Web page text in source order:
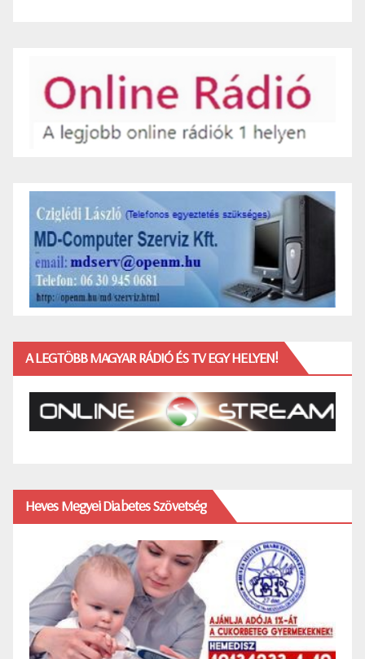
A LEGTÖBB MAGYAR RÁDIÓ ÉS TV EGY HELYEN!
Heves Megyei Diabetes Szövetség